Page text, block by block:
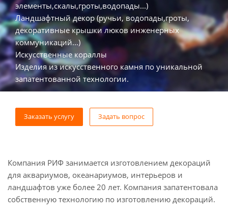
элементы,скалы,гроты,водопады...)
Ландшафтный декор (ручьи, водопады,гроты,
декоративные крышки люков инженерных
коммуникаций...)
Искусственные кораллы
Изделия из искусственного камня по уникальной
запатентованной технологии.
Заказать услугу Задать вопрос
Компания РИФ занимается изготовлением декораций
для аквариумов, океанариумов, интерьеров и
ландшафтов уже более 20 лет. Компания запатентовала
собственную технологию по изготовлению декораций.